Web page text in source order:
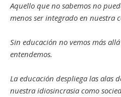
Aquello que no sabemos no
menos ser integrado en nuestra
Sin educación no vemos más
entendemos.
La educación despliega las alas
nuestra idiosincrasia como